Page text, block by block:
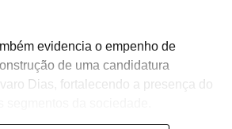
evidencia o empenho de
de uma candidatura
Dias, fortalecendo a presença do